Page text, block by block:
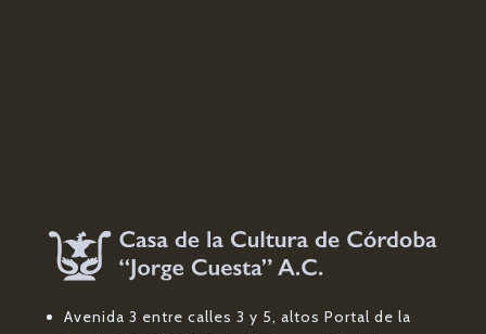
Avenida 3 entre calles 3 y 5, altos Portal de la